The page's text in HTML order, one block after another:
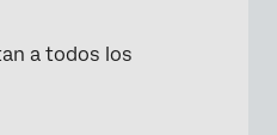
a todos los